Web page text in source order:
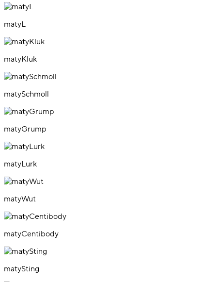
matyL
matyKluk
matySchmoll
matyGrump
matyLurk
matyWut
matyCentibody
matySting